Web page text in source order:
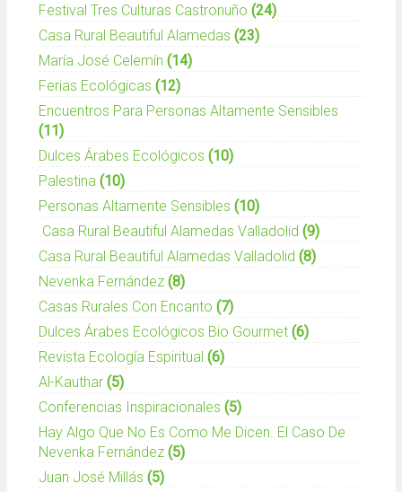
Festival Tres Culturas Castronuño (24)
Casa Rural Beautiful Alamedas (23)
María José Celemín (14)
Ferias Ecológicas (12)
Encuentros Para Personas Altamente Sensibles
(11)
Dulces Árabes Ecológicos (10)
Palestina (10)
Personas Altamente Sensibles (10)
.casa Rural Beautiful Alamedas Valladolid (9)
Casa Rural Beautiful Alamedas Valladolid (8)
Nevenka Fernández (8)
Casas Rurales Con Encanto (7)
Dulces Árabes Ecológicos Bio Gourmet (6)
Revista Ecología Espiritual (6)
Al-Kauthar (5)
Conferencias Inspiracionales (5)
Hay Algo Que No Es Como Me Dicen. El Caso De
Nevenka Fernández (5)
Juan José Millás (5)